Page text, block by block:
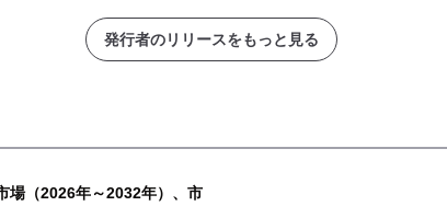
発行者のリリースをもっと見る
場（2026年～2032年）、市